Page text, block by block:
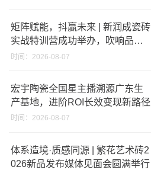
矩阵赋能，抖赢未来 | 新润成瓷砖
实战特训营成功举办，吹响品牌
秋季营销冲锋号！
时间：2026-08-07
宏宇陶瓷全国星主播溯源广东生
产基地，进阶ROI长效变现新路径
时间：2026-08-07
体系造境·质感同源 | 繁花艺术砖2
026新品发布媒体见面会圆满举行